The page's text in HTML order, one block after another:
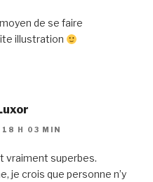
de se faire
illustration
H 03 MIN
vraiment superbes.
je crois que personne n’y